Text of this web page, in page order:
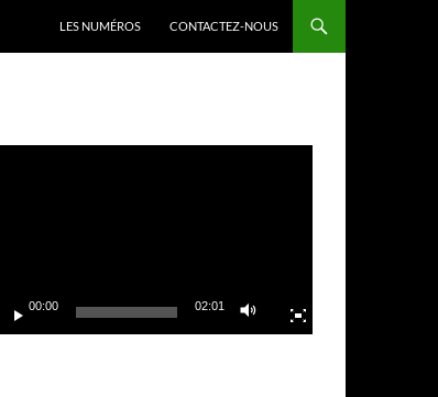
LES NUMÉROS CONTACTEZ-NOUS
00:00 02:01